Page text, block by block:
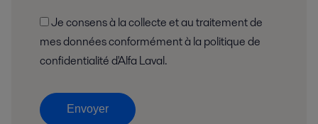
mes données conformément à la politique de
confidentialité d'Alfa Laval.
Envoyer